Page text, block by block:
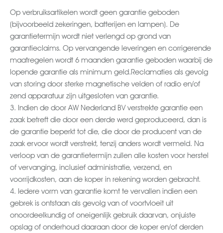
Op verbruiksartikelen wordt geen garantie geboden
(bijvoorbeeld zekeringen, batterijen en lampen). De
garantietermijn wordt niet verlengd op grond van
garantieclaims. Op vervangende leveringen en corrigerende
maatregelen wordt 6 maanden garantie geboden waarbij de
lopende garantie als minimum geld.Reclamaties als gevolg
van storing door sterke magnetische velden of radio en/of
zend apparatuur zijn uitgesloten van garantie.
3. Indien de door AW Nederland BV verstrekte garantie een
zaak betreft die door een derde werd geproduceerd, dan is
de garantie beperkt tot die, die door de producent van de
zaak ervoor wordt verstrekt, tenzij anders wordt vermeld. Na
verloop van de garantietermijn zullen alle kosten voor herstel
of vervanging, inclusief administratie, verzend, en
voorrijdkosten, aan de koper in rekening worden gebracht.
4. Iedere vorm van garantie komt te vervallen indien een
gebrek is ontstaan als gevolg van of voortvloeit uit
onoordeelkundig of oneigenlijk gebruik daarvan, onjuiste
opslag of onderhoud daaraan door de koper en/of derden